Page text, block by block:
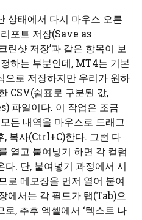
상태에서 다시 마우스 오른
포트 저장(Save as
샷 저장’과 같은 항목이 보
하는 부분인데, MT4는 기본
로 저장하지만 우리가 원하
CSV(쉼표로 구분된 값,
파일이다. 이 작업은 조금
든 내역을 마우스로 드래그
복사(Ctrl+C)한다. 그런 다
열고 붙여넣기 하면 각 컬럼
. 단, 붙여넣기 과정에서 시
로 메모장을 먼저 열어 붙여
에서는 각 필드가 탭(Tab)으
, 추후 엑셀에서 ‘텍스트 나